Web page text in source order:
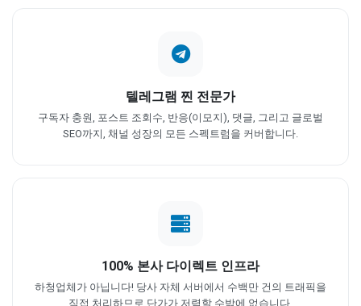
텔레그램 찐 전문가
구독자 충원, 포스트 조회수, 반응(이모지), 댓글, 그리고 글로벌
SEO까지, 채널 성장의 모든 스펙트럼을 커버합니다.
100% 본사 다이렉트 인프라
하청업체가 아닙니다! 당사 자체 서버에서 수백만 건의 트래픽을
직접 처리하므로 단가가 저렴할 수밖에 없습니다.